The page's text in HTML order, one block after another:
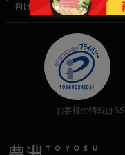
向けのお問い合わせ
お客様の情報は